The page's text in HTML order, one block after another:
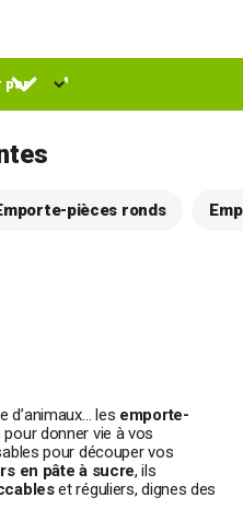
pièces ronds
d’animaux… les emporte-
donner vie à vos
pour découper vos
en pâte à sucre, ils
et réguliers, dignes des